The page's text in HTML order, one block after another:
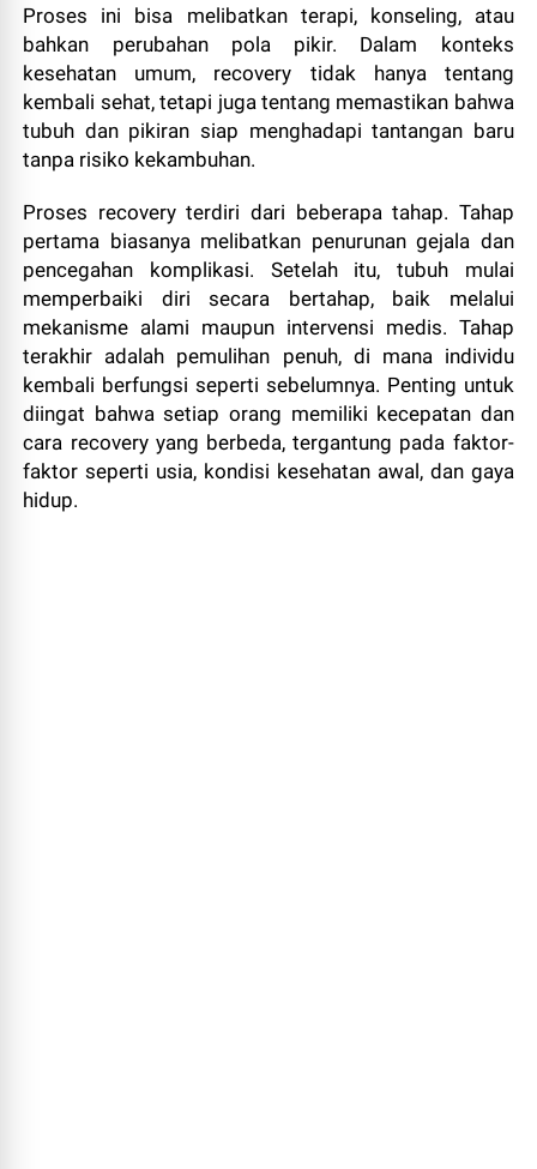
Proses ini bisa melibatkan terapi, konseling, atau
bahkan perubahan pola pikir. Dalam konteks
kesehatan umum, recovery tidak hanya tentang
kembali sehat, tetapi juga tentang memastikan bahwa
tubuh dan pikiran siap menghadapi tantangan baru
tanpa risiko kekambuhan.
Proses recovery terdiri dari beberapa tahap. Tahap
pertama biasanya melibatkan penurunan gejala dan
pencegahan komplikasi. Setelah itu, tubuh mulai
memperbaiki diri secara bertahap, baik melalui
mekanisme alami maupun intervensi medis. Tahap
terakhir adalah pemulihan penuh, di mana individu
kembali berfungsi seperti sebelumnya. Penting untuk
diingat bahwa setiap orang memiliki kecepatan dan
cara recovery yang berbeda, tergantung pada faktor-
faktor seperti usia, kondisi kesehatan awal, dan gaya
hidup.